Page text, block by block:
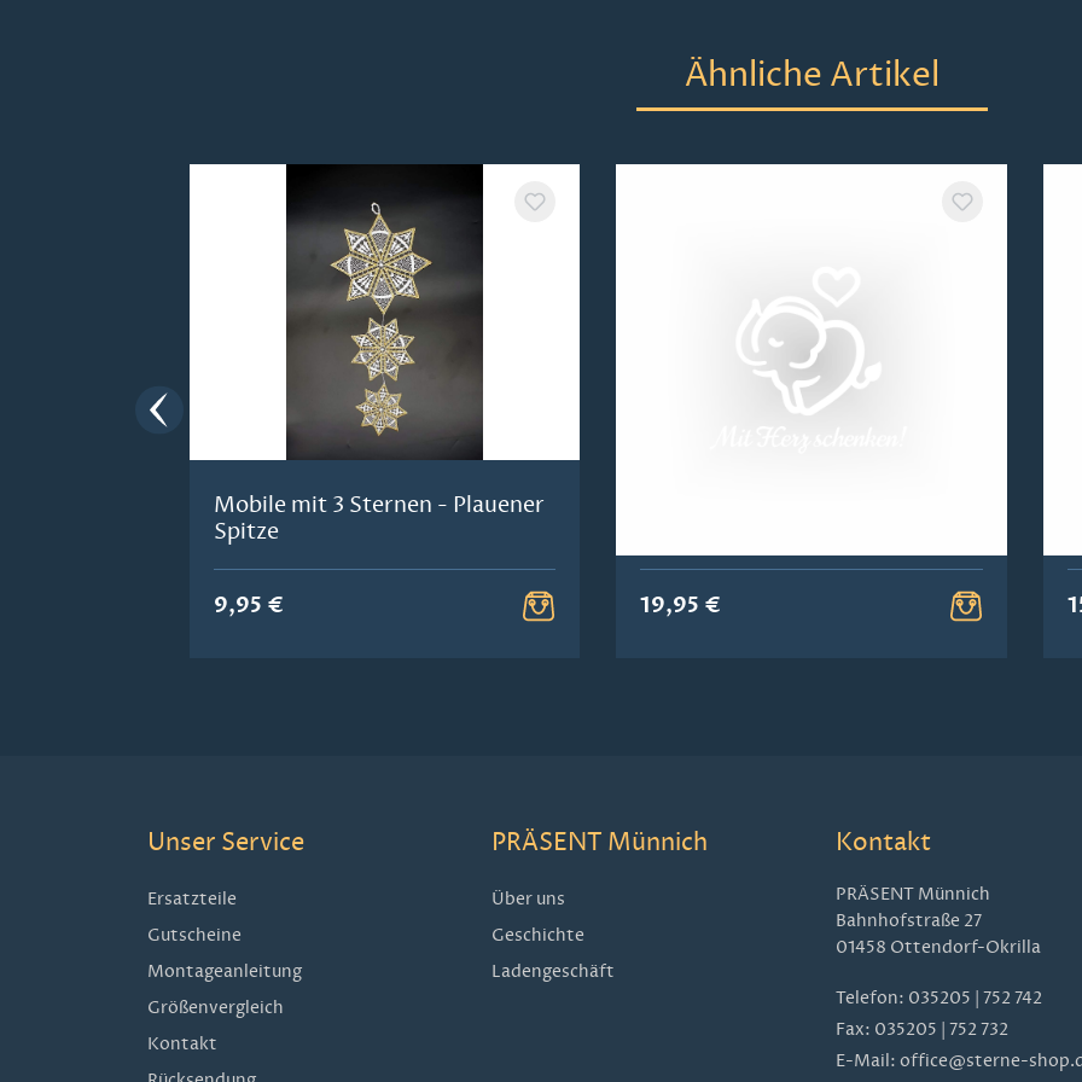
Ähnliche Artikel
Mobile mit 3 Sternen - Plauener
Spitze
9,95 € 19,95 €
Unser Service
Ersatzteile
Gutscheine
Montageanleitung
Größenvergleich
Kontakt
PRÄSENT Münnich
Über uns
Geschichte
Ladengeschäft
Kontakt
PRÄSENT Münnich
Bahnhofstraße 27
01458 Ottendorf-Okrilla
Telefon: 035205 | 752 742
Fax: 035205 | 752 732
E-Mail: office@sterne-